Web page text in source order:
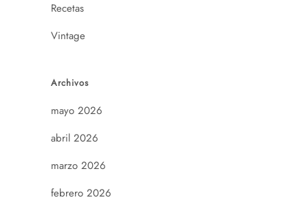
Recetas
Vintage
Archivos
mayo 2026
abril 2026
marzo 2026
febrero 2026